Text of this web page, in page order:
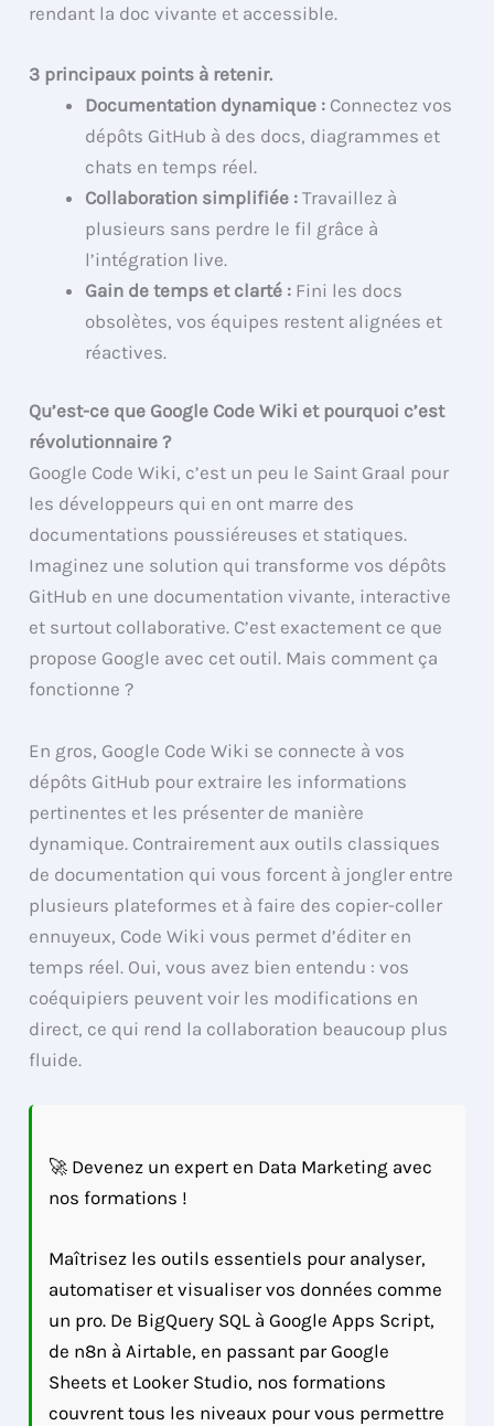
rendant la doc vivante et accessible.
3 principaux points à retenir.
Documentation dynamique : Connectez vos
dépôts GitHub à des docs, diagrammes et
chats en temps réel.
Collaboration simplifiée : Travaillez à
plusieurs sans perdre le fil grâce à
l’intégration live.
Gain de temps et clarté : Fini les docs
obsolètes, vos équipes restent alignées et
réactives.
Qu’est-ce que Google Code Wiki et pourquoi c’est
révolutionnaire ?
Google Code Wiki, c’est un peu le Saint Graal pour
les développeurs qui en ont marre des
documentations poussiéreuses et statiques.
Imaginez une solution qui transforme vos dépôts
GitHub en une documentation vivante, interactive
et surtout collaborative. C’est exactement ce que
propose Google avec cet outil. Mais comment ça
fonctionne ?
En gros, Google Code Wiki se connecte à vos
dépôts GitHub pour extraire les informations
pertinentes et les présenter de manière
dynamique. Contrairement aux outils classiques
de documentation qui vous forcent à jongler entre
plusieurs plateformes et à faire des copier-coller
ennuyeux, Code Wiki vous permet d’éditer en
temps réel. Oui, vous avez bien entendu : vos
coéquipiers peuvent voir les modifications en
direct, ce qui rend la collaboration beaucoup plus
fluide.
🚀 Devenez un expert en Data Marketing avec
nos formations !
Maîtrisez les outils essentiels pour analyser,
automatiser et visualiser vos données comme
un pro. De BigQuery SQL à Google Apps Script,
de n8n à Airtable, en passant par Google
Sheets et Looker Studio, nos formations
couvrent tous les niveaux pour vous permettre